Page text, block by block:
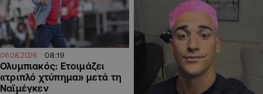
06.08.2026 08:19
Ολυμπιακός: Ετοιμάζει
«τριπλό χτύπημα» μετά τη
Ναϊμέγκεν